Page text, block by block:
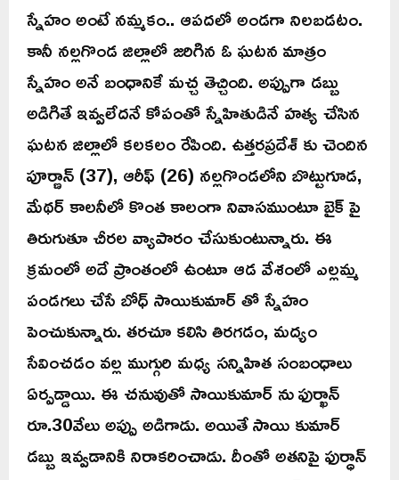
స్నేహం అంటే నమ్మకం.. ఆపదలో అండగా నిలబడటం.
కానీ నల్లగొండ జిల్లాలో జరిగిన ఓ ఘటన మాత్రం
స్నేహం అనే బంధానికే మచ్చ తెచ్చింది. అప్పుగా డబ్బు
అడిగితే ఇవ్వలేదనే కోపంతో స్నేహితుడినే హత్య చేసిన
ఘటన జిల్లాలో కలకలం రేపింది. ఉత్తరప్రదేశ్ కు చెందిన
పూర్ణాన్ (37), ఆరీఫ్ (26) నల్లగొండలోని బొట్టుగూడ,
మేథర్ కాలనీలో కొంత కాలంగా నివాసముంటూ బైక్ పై
తిరుగుతూ చీరల వ్యాపారం చేసుకుంటున్నారు. ఈ
క్రమంలో అదే ప్రాంతంలో ఉంటూ ఆడ వేశంలో ఎల్లమ్మ
పండగలు చేసే బోధ్ సాయికుమార్ తో స్నేహం
పెంచుకున్నారు. తరచూ కలిసి తిరగడం, మద్యం
సేవించడం వల్ల ముగ్గురి మధ్య సన్నిహిత సంబంధాలు
ఏర్పడ్డాయి. ఈ చనువుతో సాయికుమార్ ను ఫుర్ఖాన్
రూ.30వేలు అప్పు అడిగాడు. అయితే సాయి కుమార్
డబ్బు ఇవ్వడానికి నిరాకరించాడు. దీంతో అతనిపై ఫుర్ధాన్